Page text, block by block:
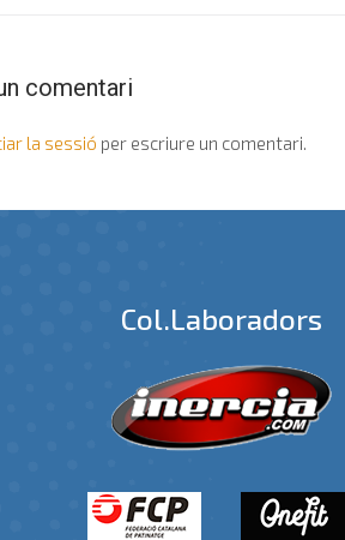
comentari
la sessió per escriure un comentari.
Col.laboradors